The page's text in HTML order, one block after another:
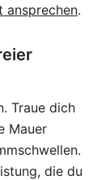
ansprechen.
Traue dich
Mauer
die du